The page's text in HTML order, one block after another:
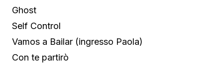
Ghost
Self Control
Vamos a Bailar (ingresso Paola)
Con te partirò